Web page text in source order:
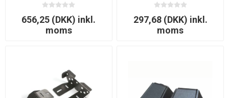
656,25 (DKK) inkl.
moms
297,68 (DKK) inkl.
moms